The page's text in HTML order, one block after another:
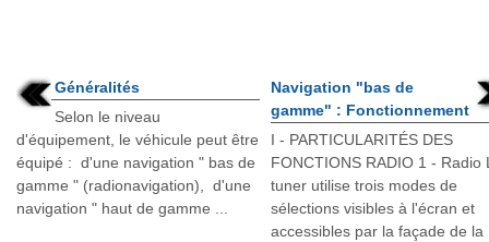
Généralités
Selon le niveau
d'équipement, le véhicule peut être
équipé : d'une navigation " bas de
gamme " (radionavigation), d'une
navigation " haut de gamme ...
Navigation "bas de
gamme" : Fonctionnement
I - PARTICULARITÉS DES
FONCTIONS RADIO 1 - Radio
tuner utilise trois modes de
sélections visibles à l'écran et
accessibles par la façade de la